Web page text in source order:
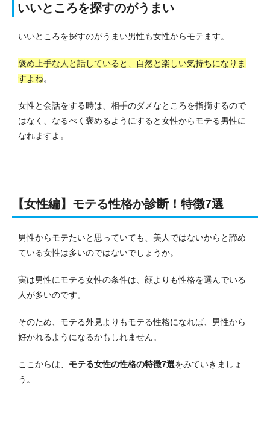
いいところを探すのがうまい
いいところを探すのがうまい男性も女性からモテます。
褒め上手な人と話していると、自然と楽しい気持ちになりま
すよね。
女性と会話をする時は、相手のダメなところを指摘するので
はなく、なるべく褒めるようにすると女性からモテる男性に
なれますよ。
【女性編】モテる性格か診断！特徴7選
男性からモテたいと思っていても、美人ではないからと諦め
ている女性は多いのではないでしょうか。
実は男性にモテる女性の条件は、顔よりも性格を選んでいる
人が多いのです。
そのため、モテる外見よりもモテる性格になれば、男性から
好かれるようになるかもしれません。
ここからは、 モテる女性の性格の特徴7選をみていきましょ
う。